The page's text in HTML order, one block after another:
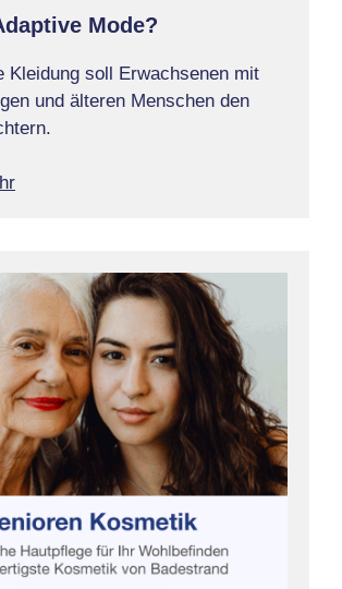
Mode?
Kleidung soll Erwachsenen mit
und älteren Menschen den